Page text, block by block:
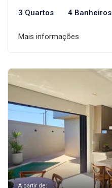
3 Quartos 4 Banheiros
Mais informações
A partir de: